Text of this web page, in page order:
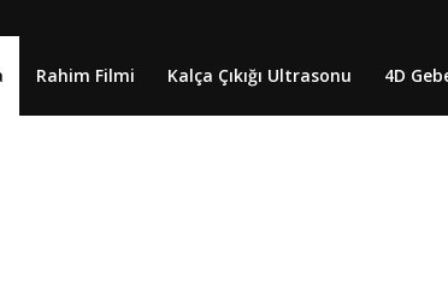
Rahim Filmi Kalça Çıkığı Ultrasonu 4D